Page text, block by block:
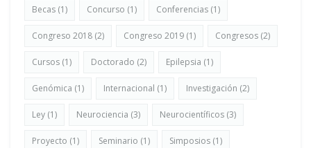
Becas (1) Concurso (1) Conferencias (1)
Congreso 2018 (2) Congreso 2019 (1) Congresos (2)
Cursos (1) Doctorado (2) Epilepsia (1)
Genómica (1) Internacional (1) Investigación (2)
Ley (1) Neurociencia (3) Neurocientíficos (3)
Proyecto (1) Seminario (1) Simposios (1)